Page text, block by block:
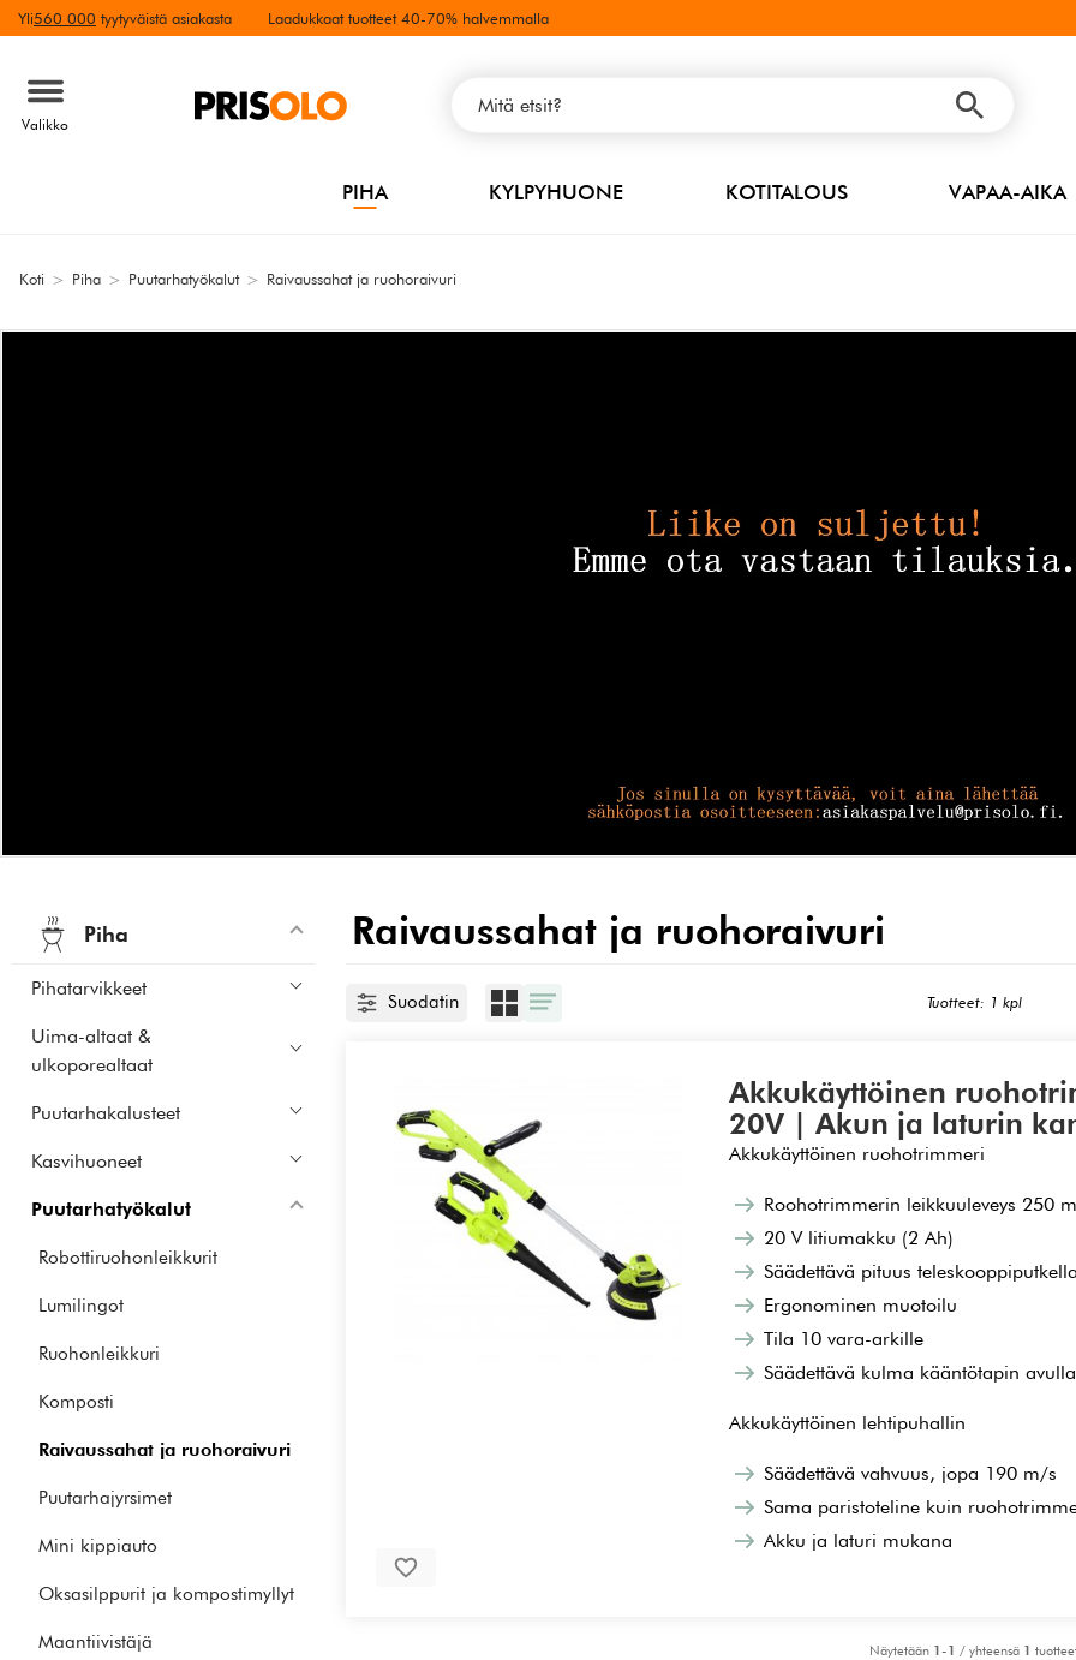
Yli560 000 tyytyväistä asiakasta Laadukkaat tuotteet 40-70% halvemmalla
Valikko
PIHA KYLPYHUONE KOTITALOUS VAPAA-AIKA
Koti > Piha > Puutarhatyökalut > Raivaussahat ja ruohoraivuri
Raivaussahat ja ruohoraivuri
Piha
Pihatarvikkeet
Uima-altaat &
ulkoporealtaat
Puutarhakalusteet
Kasvihuoneet
Puutarhatyökalut
Robottiruohonleikkurit
Lumilingot
Ruohonleikkuri
Komposti
Raivaussahat ja ruohoraivuri
Puutarhajyrsimet
Mini kippiauto
Oksasilppurit ja kompostimyllyt
Maantiivistäjä
Suodatin Tuotteet: 1 kpl
Akkukäyttöinen
20V | Akun ja laturin
Akkukäyttöinen ruohotrimmeri
Roohotrimmerin leikkuuleveys 250
20 V litiumakku (2 Ah)
Säädettävä pituus
Ergonominen muotoilu
Tila 10 vara-arkille
Säädettävä kulma kääntötapin avulla
Akkukäyttöinen lehtipuhallin
Säädettävä vahvuus, jopa 190 m/s
Sama paristoteline kuin
Akku ja laturi mukana
Näytetään 1-1 / yhteensä 1